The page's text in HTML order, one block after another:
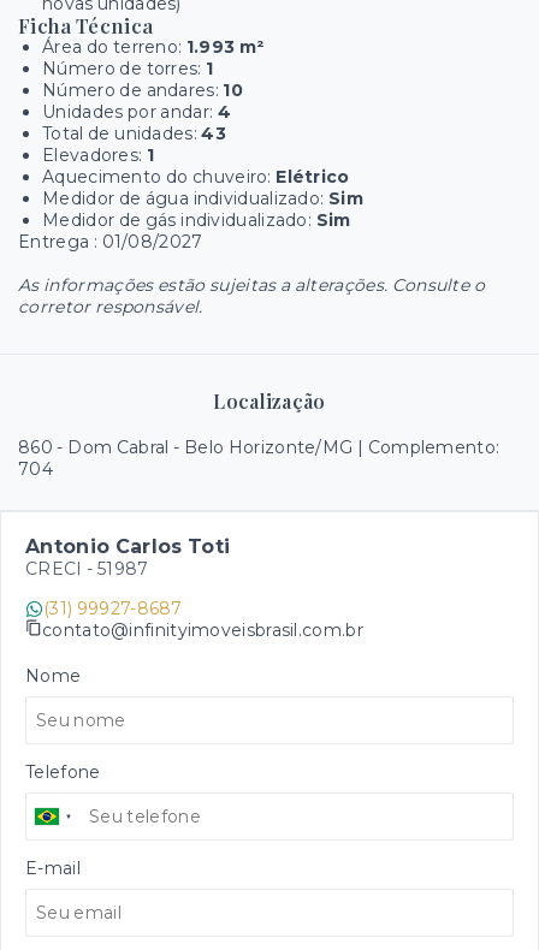
Ficha Técnica
Área do terreno: 1.993 m²
Número de torres: 1
Número de andares: 10
Unidades por andar: 4
Total de unidades:43
Elevadores: 1
Aquecimento do chuveiro: Elétrico
Medidor de água individualizado: Sim
Medidor de gás individualizado: Sim
Entrega : 01/08/2027
As informações estão sujeitas a alterações. Consulte o
corretor responsável.
Localização
860 - Dom Cabral - Belo Horizonte/MG | Complemento:
704
Antonio Carlos Toti
CRECI - 51987
(31) 99927-8687
contato@infinityimoveisbrasil.com.br
Nome
Telefone
E-mail